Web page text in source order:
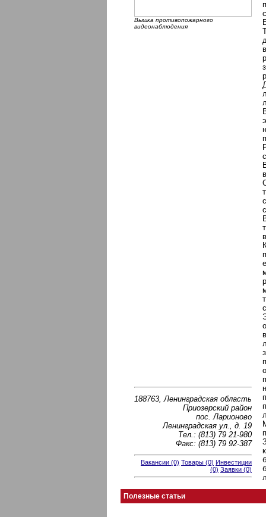
Вышка противопожарного
видеонаблюдения
188763, Ленинградская область
Приозерский район
пос. Ларионово
Ленинградская ул., д. 19
Тел.: (813) 79 21-980
Факс: (813) 79 92-387
Вакансии (0) Товары (0) Инвестиции
(0) Заявки (0)
Полезные статьи